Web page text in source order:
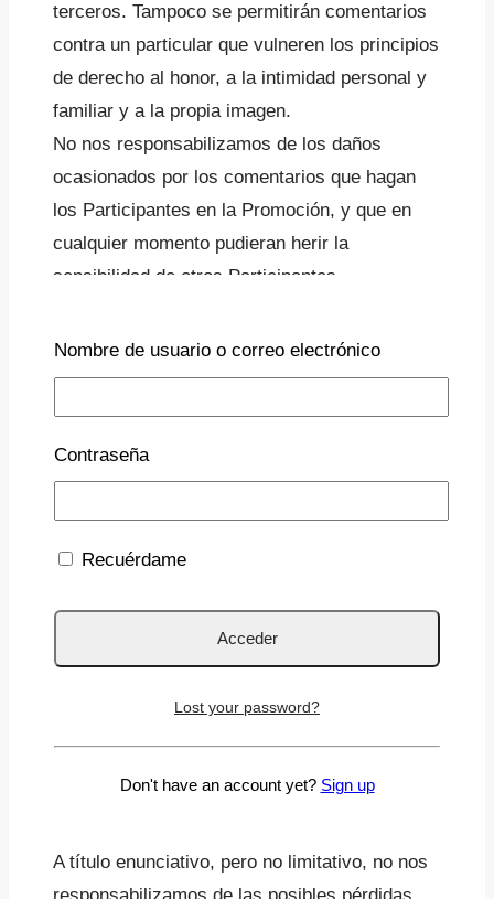
terceros. Tampoco se permitirán comentarios
contra un particular que vulneren los principios
de derecho al honor, a la intimidad personal y
familiar y a la propia imagen.
No nos responsabilizamos de los daños
ocasionados por los comentarios que hagan
los Participantes en la Promoción, y que en
cualquier momento pudieran herir la
sensibilidad de otros Participantes.
La participación en la presente Promoción, así
publicaciones no podrán vulnerar
niCondiciones de Compra.
empleo de medios fraudulentos para la
participación, tales como el empleo de bots en
adjudicado y seguirá siendo propiedad de la
Empresa.
A título enunciativo, pero no limitativo, no nos
Nombre de usuario o correo electrónico
Contraseña
Recuérdame
Lost your password?
Don't have an account yet? Sign up